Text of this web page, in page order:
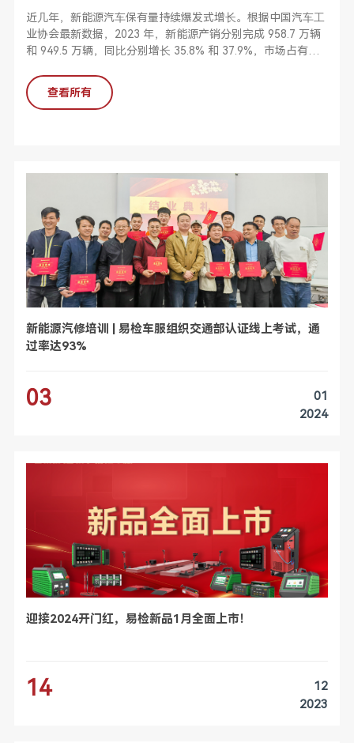
近⼏年，新能源汽⻋保有量持续爆发式增⻓。根据中国汽⻋⼯
业协会最新数据，2023 年，新能源产销分别完成 958.7 万辆
和 949.5 万辆，同⽐分别增⻓ 35.8% 和 37.9%，市场占有率
辆。但是在这样巨⼤的新能源汽⻋浪潮和商机下，很多传统汽
⻋维修⼚却因“不能修、不会 修、不敢修、没有⼯具修”等原因
查看所有
新能源汽修培训 | 易检车服组织交通部认证线上考试，通
过率达93%
03
01
2024
迎接2024开门红，易检新品1月全面上市！
14
12
2023